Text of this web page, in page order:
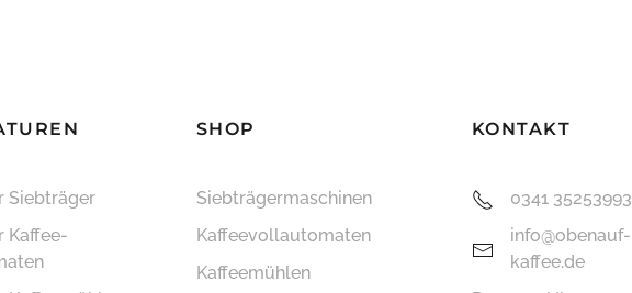
Siebträger
Kaffee­
SHOP
Siebträger­maschinen
Kaffee­vollautomaten
Kaffeemühlen
KONTAKT
0341 35253993
info@obenauf-
kaffee.de